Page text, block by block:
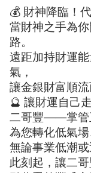
💰 財神降臨！
當財神之手為
路。
遠距加持財運
氣，
讓金銀財富順流
🔮 讓財運自己
二哥豐——掌管
為您轉化低氣場
無論事業低潮或
此刻起，讓二